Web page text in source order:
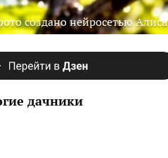
создано нейросетью Алиса
дачники